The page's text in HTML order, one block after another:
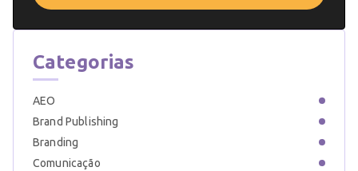
Categorias
AEO
Brand Publishing
Branding
Comunicação